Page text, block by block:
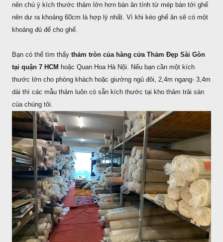
nên chú ý kích thước thảm lớn hơn bàn ăn tính từ mép bàn tới ghế
nên dư ra khoảng 60cm là hợp lý nhất. Vì khi kéo ghế ăn sẽ có một
khoảng đủ để cho ghế.
Bạn có thể tìm thấy thảm tròn của hàng cửa Thảm Đẹp Sài Gòn
tại quận 7 HCM hoặc Quan Hoa Hà Nội. Nếu bạn cần một kích
thước lớn cho phòng khách hoặc giường ngủ đôi, 2,4m ngang- 3,4m
dài thì các mẫu thảm luôn có sẵn kích thước tại kho thảm trải sàn
của chúng tôi.